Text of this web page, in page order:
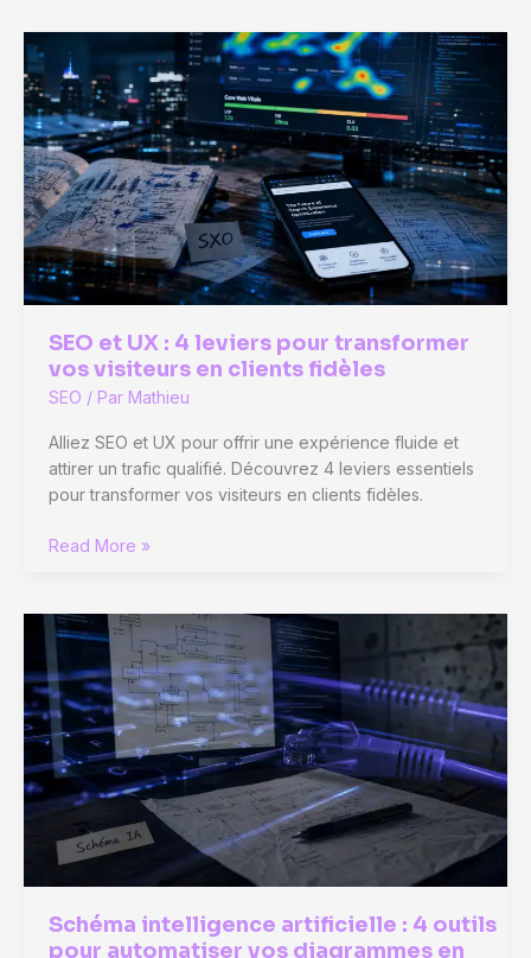
SEO et UX : 4 leviers pour transformer
vos visiteurs en clients fidèles
SEO / Par Mathieu
Alliez SEO et UX pour offrir une expérience fluide et
attirer un trafic qualifié. Découvrez 4 leviers essentiels
pour transformer vos visiteurs en clients fidèles.
SEO
leviers
pour
transformer
vos
visiteurs
en
clients
fidèles
Read More »
Schéma intelligence artificielle : 4 outils
pour automatiser vos diagrammes en